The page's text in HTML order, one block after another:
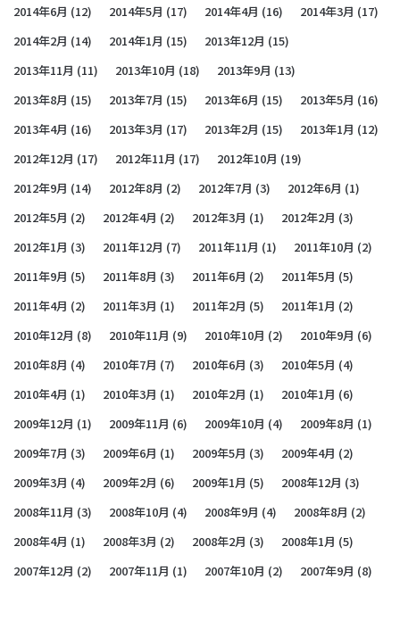
2014年6月 (12) 2014年5月 (17) 2014年4月 (16) 2014年3月 (17)
2014年2月 (14) 2014年1月 (15) 2013年12月 (15)
2013年11月 (11) 2013年10月 (18) 2013年9月 (13)
2013年8月 (15) 2013年7月 (15) 2013年6月 (15) 2013年5月 (16)
2013年4月 (16) 2013年3月 (17) 2013年2月 (15) 2013年1月 (12)
2012年12月 (17) 2012年11月 (17) 2012年10月 (19)
2012年9月 (14) 2012年8月 (2) 2012年7月 (3) 2012年6月 (1)
2012年5月 (2) 2012年4月 (2) 2012年3月 (1) 2012年2月 (3)
2012年1月 (3) 2011年12月 (7) 2011年11月 (1) 2011年10月 (2)
2011年9月 (5) 2011年8月 (3) 2011年6月 (2) 2011年5月 (5)
2011年4月 (2) 2011年3月 (1) 2011年2月 (5) 2011年1月 (2)
2010年12月 (8) 2010年11月 (9) 2010年10月 (2) 2010年9月 (6)
2010年8月 (4) 2010年7月 (7) 2010年6月 (3) 2010年5月 (4)
2010年4月 (1) 2010年3月 (1) 2010年2月 (1) 2010年1月 (6)
2009年12月 (1) 2009年11月 (6) 2009年10月 (4) 2009年8月 (1)
2009年7月 (3) 2009年6月 (1) 2009年5月 (3) 2009年4月 (2)
2009年3月 (4) 2009年2月 (6) 2009年1月 (5) 2008年12月 (3)
2008年11月 (3) 2008年10月 (4) 2008年9月 (4) 2008年8月 (2)
2008年4月 (1) 2008年3月 (2) 2008年2月 (3) 2008年1月 (5)
2007年12月 (2) 2007年11月 (1) 2007年10月 (2) 2007年9月 (8)